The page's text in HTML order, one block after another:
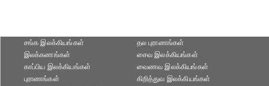
சங்க இலக்கியங்கள்
இலக்கணங்கள்
காப்பிய இலக்கியங்கள்
புராணங்கள்
தல புராணங்கள்
சைவ இலக்கியங்கள்
வைணவ இலக்கியங்கள்
கிறித்துவ இலக்கியங்கள்